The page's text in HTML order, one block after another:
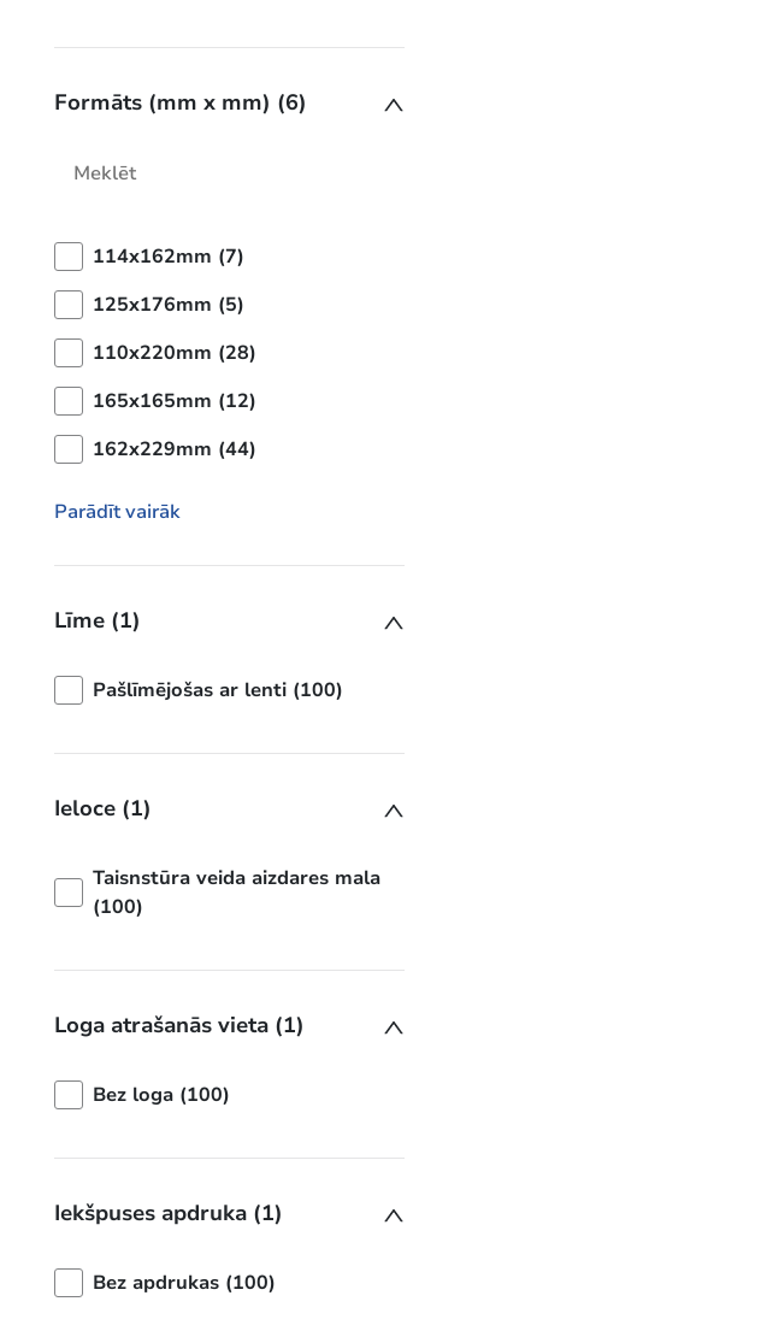
Formāts (mm x mm) (6)
114x162mm (7)
125x176mm (5)
110x220mm (28)
165x165mm (12)
162x229mm (44)
Parādīt vairāk
Līme (1)
Pašlīmējošas ar lenti (100)
Ieloce (1)
Taisnstūra veida aizdares mala
(100)
Loga atrašanās vieta (1)
Bez loga (100)
Iekšpuses apdruka (1)
Bez apdrukas (100)